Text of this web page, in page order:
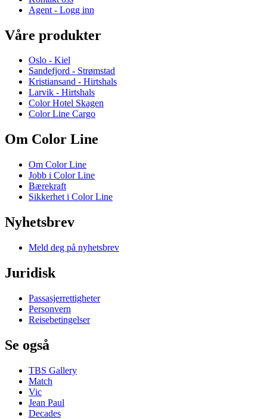
Agent - Logg inn
Våre produkter
Oslo - Kiel
Sandefjord - Strømstad
Kristiansand - Hirtshals
Larvik - Hirtshals
Color Hotel Skagen
Color Line Cargo
Om Color Line
Om Color Line
Jobb i Color Line
Bærekraft
Sikkerhet i Color Line
Nyhetsbrev
Meld deg på nyhetsbrev
Juridisk
Passasjerrettigheter
Personvern
Reisebetingelser
Se også
TBS Gallery
Match
Vic
Jean Paul
Decades